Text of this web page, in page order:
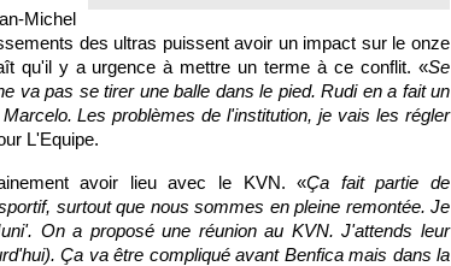
Michel
des ultras puissent avoir un impact sur le onze
qu'il y a urgence à mettre un terme à ce conflit. «Se
va pas se tirer une balle dans le pied. Rudi en a fait un
Les problèmes de l'institution, je vais les régler
L'Equipe.
avoir lieu avec le KVN. «Ça fait partie de
surtout que nous sommes en pleine remontée. Je
On a proposé une réunion au KVN. J'attends leur
Ça va être compliqué avant Benfica mais dans la